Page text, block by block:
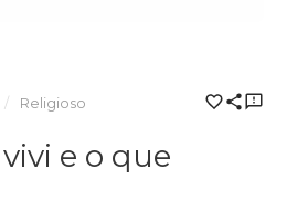
Religioso
e o que